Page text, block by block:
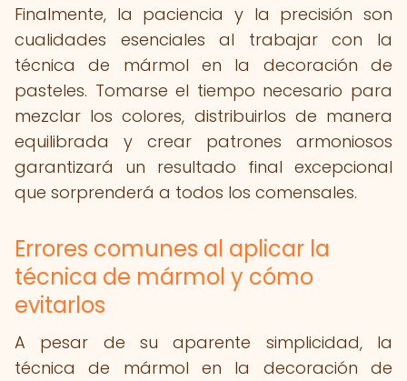
Finalmente, la paciencia y la precisión son
cualidades esenciales al trabajar con la
técnica de mármol en la decoración de
pasteles. Tomarse el tiempo necesario para
mezclar los colores, distribuirlos de manera
equilibrada y crear patrones armoniosos
garantizará un resultado final excepcional
que sorprenderá a todos los comensales.
Errores comunes al aplicar la
técnica de mármol y cómo
evitarlos
A pesar de su aparente simplicidad, la
técnica de mármol en la decoración de